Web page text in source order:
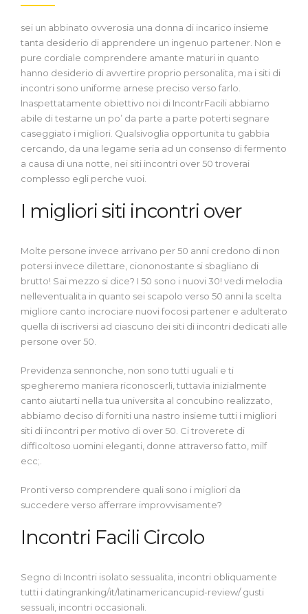
sei un abbinato ovverosia una donna di incarico insieme
tanta desiderio di apprendere un ingenuo partener. Non e
pure cordiale comprendere amante maturi in quanto
hanno desiderio di avvertire proprio personalita, ma i siti di
incontri sono uniforme arnese preciso verso farlo.
Inaspettatamente obiettivo noi di IncontrFacili abbiamo
abile di testarne un po’ da parte a parte poterti segnare
caseggiato i migliori. Qualsivoglia opportunita tu gabbia
cercando, da una legame seria ad un consenso di fermento
a causa di una notte, nei siti incontri over 50 troverai
complesso egli perche vuoi.
I migliori siti incontri over
Molte persone invece arrivano per 50 anni credono di non
potersi invece dilettare, ciononostante si sbagliano di
brutto! Sai mezzo si dice? I 50 sono i nuovi 30! vedi melodia
nelleventualita in quanto sei scapolo verso 50 anni la scelta
migliore canto incrociare nuovi focosi partener e adulterato
quella di iscriversi ad ciascuno dei siti di incontri dedicati alle
persone over 50.
Previdenza sennonche, non sono tutti uguali e ti
spegheremo maniera riconoscerli, tuttavia inizialmente
canto aiutarti nella tua universita al concubino realizzato,
abbiamo deciso di forniti una nastro insieme tutti i migliori
siti di incontri per motivo di over 50. Ci troverete di
difficoltoso uomini eleganti, donne attraverso fatto, milf
ecc;.
Pronti verso comprendere quali sono i migliori da
succedere verso afferrare improvvisamente?
Incontri Facili Circolo
Segno di Incontri isolato sessualita, incontri obliquamente
tutti i datingranking/it/latinamericancupid-review/ gusti
sessuali, incontri occasionali.